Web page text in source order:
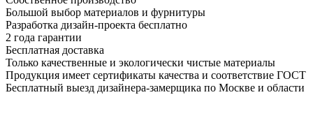
Большой выбор материалов и фурнитуры
Разработка дизайн-проекта бесплатно
2 года гарантии
Бесплатная доставка
Только качественные и экологически чистые материалы
Продукция имеет сертификаты качества и соответствие ГОСТ
Бесплатный выезд дизайнера-замерщика по Москве и области